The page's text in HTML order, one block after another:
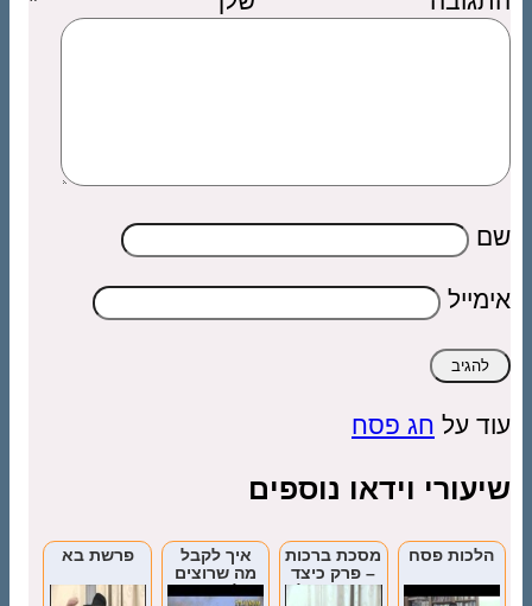
שם
אימייל
עוד על חג פסח
שיעורי וידאו נוספים
הלכות פסח
מסכת ברכות
– פרק כיצד
מברכין (חלק
איך לקבל
מה שרוצים
על פי דין?
פרשת בא